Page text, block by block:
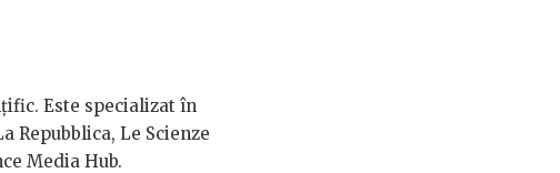
Este specializat în
Repubblica, Le Scienze
Media Hub.